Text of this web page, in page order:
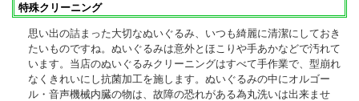
特殊クリーニング
思い出の詰まった大切なぬいぐるみ、いつも綺麗に清潔にしておき
たいものですね。ぬいぐるみは意外とほこりや手あかなどで汚れて
います。当店のぬいぐるみクリーニングはすべて手作業で、型崩れ
なくきれいにし抗菌加工を施します。ぬいぐるみの中にオルゴー
ル・音声機械内臓の物は、故障の恐れがある為丸洗いは出来ませ